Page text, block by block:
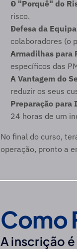
O "Porquê" do
risco.
Defesa da
colaboradores (o
Armadilhas para
específicos das
A Vantagem do
reduzir os seus
Preparação para
24 horas de um
No final do curso,
operação, pronto a
Como
A inscrição